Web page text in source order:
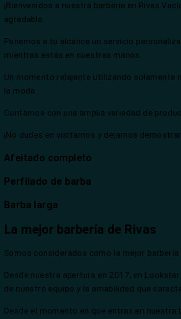
¡Bienvenidos a nuestra barbería en Rivas
agradable.
Ponemos a tu alcance un servicio
mientras estás en nuestras manos.
Un momento relajante utilizando solamente
la moda.
Contamos con una amplia variedad de
¡No dudes en visitarnos y dejarnos
Afeitado completo
Perfilado de barba
Barba larga
La mejor barbería de Rivas
Somos considerados como la mejor
Desde nuestra apertura en 2017, en
de nuestro equipo y la amabilidad que
Desde el momento en que entras en